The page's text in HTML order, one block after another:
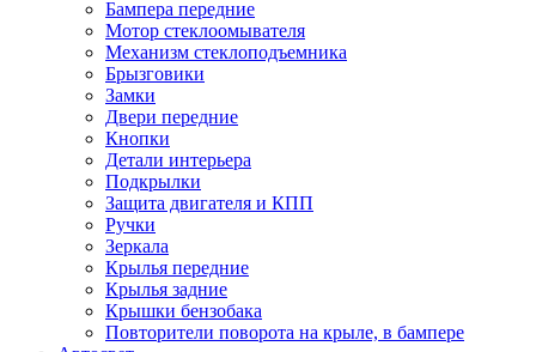
Бампера передние
Мотор стеклоомывателя
Механизм стеклоподъемника
Брызговики
Замки
Двери передние
Кнопки
Детали интерьера
Подкрылки
Защита двигателя и КПП
Ручки
Зеркала
Крылья передние
Крылья задние
Крышки бензобака
Повторители поворота на крыле, в бампере